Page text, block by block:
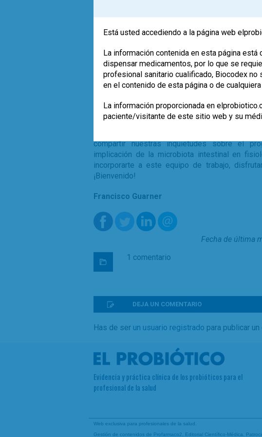
digestivo humano desde hace muchos años.
Facultad de Medicina de Buenos Aires,
revisiones sobre la influencia de la microbiota
década de los 70 del pasado siglo.
Neurogastroenterología y Motilidad
Bonorino Udaondo de Buenos Aires, una
exclusiva a la prevención y tratamiento de
de la Hepato-Gastroenterología argentina.
Argentina de Gastroenterología y de la
Neurogastroenterología.
He tenido la oportunidad y el placer de
compartir nuestras inquietudes sobre el
implicación de la microbiota intestinal en
incorporarte a este equipo de trabajo,
¡Bienvenido!
Francisco Guarner
Fecha de última
1 comentario
DEJA UN COMENTARIO
Has de ser un usuario registrado para publicar
Evidencia y práctica clínica de los probióticos para el
profesional de la salud
Web exclusiva para profesionales de la salud.
Gestión de contenidos de Profarmaco2 , Editorial Científico-Médica.
Está usted accediendo a la página web
La información contenida en esta página
dispensar medicamentos, por lo que se
profesional sanitario cualificado, Biocodex
en el contenido de esta página o de
La información proporcionada en
paciente/visitante de este sitio web y su